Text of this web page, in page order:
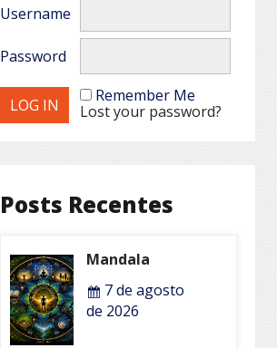
Username
Password
Remember Me
Lost your password?
Posts Recentes
Mandala
7 de agosto
de 2026